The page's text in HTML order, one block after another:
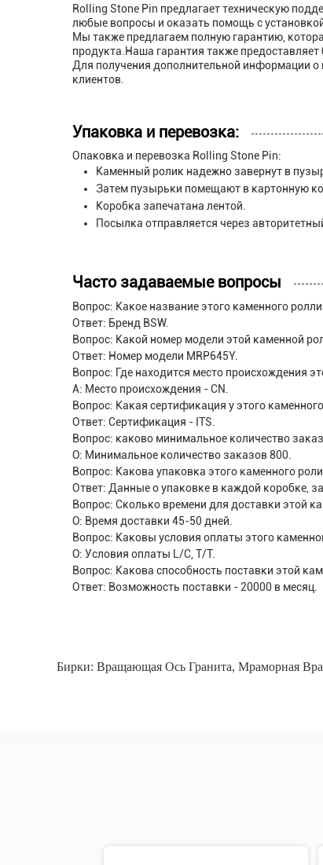
Rolling Stone Pin предлагает техническую
любые вопросы и оказать помощь с
Мы также предлагаем полную гарантию,
продукта.Наша гарантия также
Для получения дополнительной информации о
клиентов.
Упаковка и перевозка:
Опаковка и перевозка Rolling Stone Pin:
Каменный ролик надежно завернут в
Затем пузырьки помещают в картонную
Коробка запечатана лентой.
Посылка отправляется через
Часто задаваемые вопросы
Вопрос: Какое название этого каменного
Ответ: Бренд BSW.
Вопрос: Какой номер модели этой каменной
Ответ: Номер модели MRP645Y.
Вопрос: Где находится место происхождения
A: Место происхождения - CN.
Вопрос: Какая сертификация у этого
Ответ: Сертификация - ITS.
Вопрос: каково минимальное количество
О: Минимальное количество заказов 800.
Вопрос: Какова упаковка этого каменного
Ответ: Данные о упаковке в каждой коробке,
Вопрос: Сколько времени для доставки этой
О: Время доставки 45-50 дней.
Вопрос: Каковы условия оплаты этого
О: Условия оплаты L/C, T/T.
Вопрос: Какова способность поставки этой
Ответ: Возможность поставки - 20000 в месяц.
Бирки: Вращающая Ось Гранита, Мраморная